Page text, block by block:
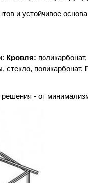
и устойчивое
Кровля:
стекло, поликарбонат.
- от